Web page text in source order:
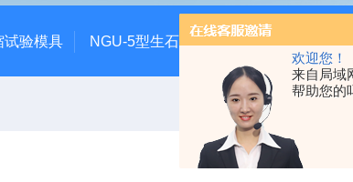
欢迎您！
来自局域
帮助您的
试验模具 NGU-5型生石灰消化器（保温带盖消化器